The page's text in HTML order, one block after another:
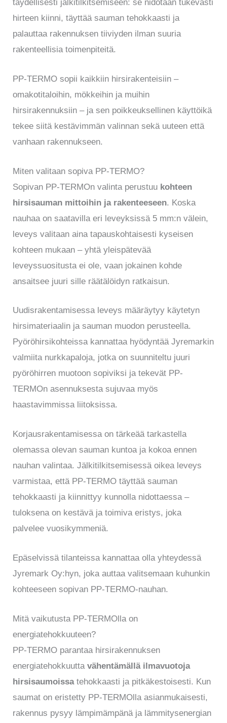
täydellisesti jälkitilkitsemiseen: se nidotaan tukevasti
hirteen kiinni, täyttää sauman tehokkaasti ja
palauttaa rakennuksen tiiviyden ilman suuria
rakenteellisia toimenpiteitä.
PP-TERMO sopii kaikkiin hirsirakenteisiin –
omakotitaloihin, mökkeihin ja muihin
hirsirakennuksiin – ja sen poikkeuksellinen käyttöikä
tekee siitä kestävimmän valinnan sekä uuteen että
vanhaan rakennukseen.
Miten valitaan sopiva PP-TERMO?
Sopivan PP-TERMOn valinta perustuu kohteen
hirsisauman mittoihin ja rakenteeseen. Koska
nauhaa on saatavilla eri leveyksissä 5 mm:n välein,
leveys valitaan aina tapauskohtaisesti kyseisen
kohteen mukaan – yhtä yleispätevää
leveyssuositusta ei ole, vaan jokainen kohde
ansaitsee juuri sille räätälöidyn ratkaisun.
Uudisrakentamisessa leveys määräytyy käytetyn
hirsimateriaalin ja sauman muodon perusteella.
Pyöröhirsikohteissa kannattaa hyödyntää Jyremarkin
valmiita nurkkapaloja, jotka on suunniteltu juuri
pyöröhirren muotoon sopiviksi ja tekevät PP-
TERMOn asennuksesta sujuvaa myös
haastavimmissa liitoksissa.
Korjausrakentamisessa on tärkeää tarkastella
olemassa olevan sauman kuntoa ja kokoa ennen
nauhan valintaa. Jälkitilkitsemisessä oikea leveys
varmistaa, että PP-TERMO täyttää sauman
tehokkaasti ja kiinnittyy kunnolla nidottaessa –
tuloksena on kestävä ja toimiva eristys, joka
palvelee vuosikymmeniä.
Epäselvissä tilanteissa kannattaa olla yhteydessä
Jyremark Oy:hyn, joka auttaa valitsemaan kuhunkin
kohteeseen sopivan PP-TERMO-nauhan.
Mitä vaikutusta PP-TERMOlla on
energiatehokkuuteen?
PP-TERMO parantaa hirsirakennuksen
energiatehokkuuttavähentämällä ilmavuotoja
hirsisaumoissatehokkaasti ja pitkäkestoisesti. Kun
saumat on eristetty PP-TERMOlla asianmukaisesti,
rakennus pysyy lämpimämpänä ja lämmitysenergian